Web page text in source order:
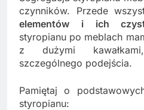
czynników. Przede
elementów i ich
styropianu po meblach
z dużymi
szczególnego podejścia.
Pamiętaj o
styropianu: